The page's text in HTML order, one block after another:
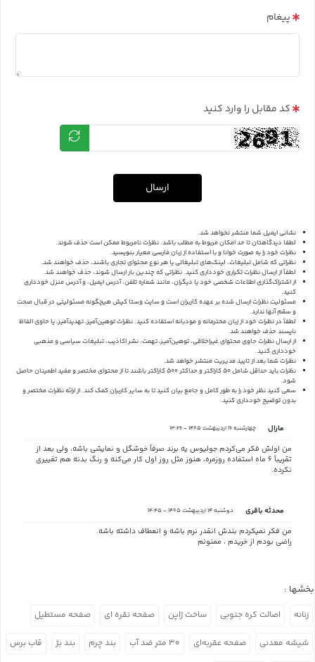
پیغام
کد مقابل را وارد کنید
ارسال
نشانی ایمیل شما منتشر نخواهد شد.
لطفا دیدگاهتان تا حد امکان مربوط به مطلب باشد. نظرات نامربوط ممکن است حذف شوند.
نظرات خود را به صورت خوانا و با استفاده از زبان فارسی معیار بنویسید.
نظراتی که شامل تبلیغات، لینک‌های تبلیغاتی یا هر نوع محتوای تجاری باشند، حذف خواهند شد.
لطفاً از ارسال نظرات تکراری خودداری کنید. نظراتی که چندین بار ارسال شوند، حذف خواهند شد.
از اشتراک‌گذاری اطلاعات شخصی خود یا دیگران، مانند شماره تلفن، آدرس ایمیل، و آدرس منزل خودداری
کنید.
مسئولیت نظرات ارسال شده بر عهده کاربران است و سایت وستا کیش هیچگونه مسئولیتی در قبال صحت
و سقم آنها ندارد.
لطفاً در نظرات خود از زبان محترمانه و مودبانه استفاده کنید. نظرات توهین‌آمیز، تهدیدآمیز، یا حاوی الفاظ
ناپسند حذف خواهند شد.
از ارسال نظرات حاوی محتوای غیراخلاقی، توهین‌آمیز، تهمت، نشر اکاذیب، تبلیغات سیاسی و مذهبی
خودداری کنید.
نظرات شما بعد از تایید مدیریت منتشر خواهد شد.
نظرات باید حداقل شامل 50 کاراکتر و حداکثر 500 کاراکتر باشند تا از محتوای مختصر و مفید اطمینان حاصل
شود.
سعی کنید نظر خود را به طور کامل و جامع بیان کنید تا به سایر کاربران کمک کند.از ارائه نظرات مختصر و
بدون توضیح خودداری کنید.
مارال چهارشنبه 16 اردیبهشت 1405 - 13:26
من اولش فکر می‌کردم جولیوس یه برند صرفاً خوشگل و نمایشی باشه، ولی بعد از
تقریباً ۶ ماه استفاده روزمره، هنوز مثل روز اول کار می‌کنه و رنگ بدنه هم تغییری
نکرده.
محدثه باقری دوشنبه 14 اردیبهشت 1405 - 14:45
من فکر نمیکردم بندش انقدر نرم باشه و انعطاف داشته باشه.
راضی بودم از خریدم ، ممنونم
بخشها :
زنانه اصالت کره جنوبی ساخت ژاپن صفحه نقره ای صفحه مستطیل
شیشه معدنی صفحه عقربه‌ای ۳۰ متر ضد آب بند چرم بند بژ قاب برس